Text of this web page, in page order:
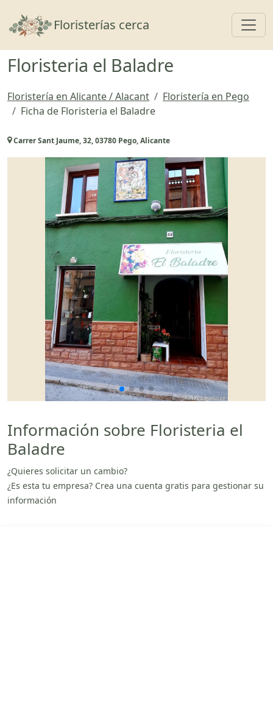
Floristerías cerca
Floristeria el Baladre
Floristería en Alicante / Alacant
Floristería en Pego
Ficha de Floristeria el Baladre
Carrer Sant Jaume, 32, 03780 Pego, Alicante
Información sobre Floristeria el
Baladre
¿Quieres solicitar un cambio?
¿Es esta tu empresa? Crea una cuenta gratis para gestionar su
información